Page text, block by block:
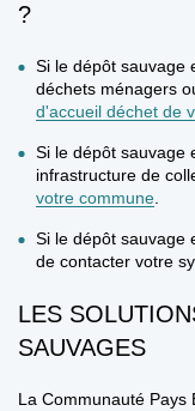
?
Si le dépôt sauvage
déchets ménagers
d'accueil déchet de
Si le dépôt sauvage
infrastructure de
votre commune
Si le dépôt sauvage
de contacter votre
LES
SAUVAGES
La Communauté Pays